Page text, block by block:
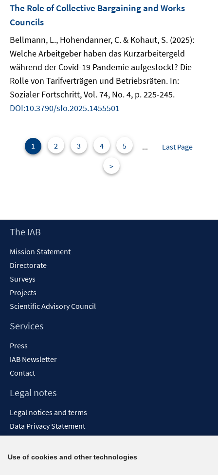
The Role of Collective Bargaining and Works
Councils
Bellmann, L., Hohendanner, C. & Kohaut, S. (2025):
Welche Arbeitgeber haben das Kurzarbeitergeld
während der Covid-19 Pandemie aufgestockt? Die
Rolle von Tarifverträgen und Betriebsräten. In:
Sozialer Fortschritt, Vol. 74, No. 4, p. 225-245.
DOI:10.3790/sfo.2025.1455501
1 2 3 4 5 ...
Last Page
>
Footer
The IAB
Mission Statement
Directorate
Surveys
Projects
Scientific Advisory Council
Services
Press
IAB Newsletter
Contact
Legal notes
Legal notices and terms
Data Privacy Statement
Report Accessibility
Use of cookies and other technologies